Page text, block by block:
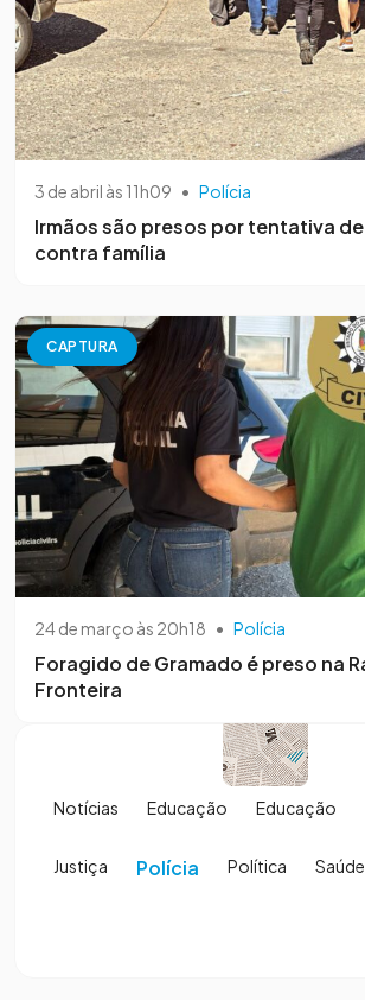
3 de abril às 11h09 • Polícia
Irmãos são presos por tentativa
contra família
CAPTURA
24 de março às 20h18 • Polícia
Foragido de Gramado é preso na
Fronteira
Notícias Educação Educação
Justiça Polícia Política Saúde